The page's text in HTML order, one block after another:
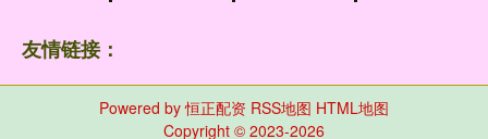
友情链接：
Powered by恒正配资 RSS地图 HTML地图
Copyright © 2023-2026